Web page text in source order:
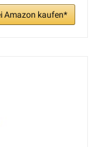
Amazon kaufen*